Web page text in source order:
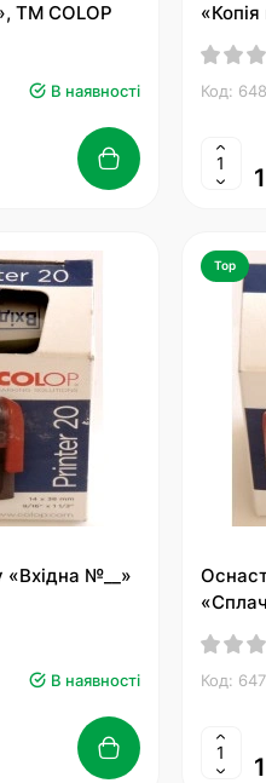
ТМ COLOP
В наявності Код:
№__»
В наявності
Top
Код: